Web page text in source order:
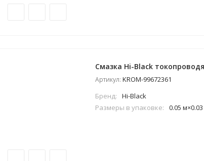
Смазка Hi-Black
Артикул: KROM-99672361
Бренд:
Hi-Black
Размеры в упаковке:
0.05